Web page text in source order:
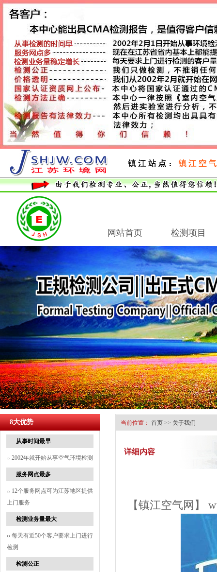
网站首页 检测项目
8大优势
从事时间最早
2002年就开始从事空气环境检测
服务网点最多
12个服务网点可为江苏地区提供
上门服务
检测业务量最大
每天有近50个客户要求上门进行
检测
检测公正
当前位置： 首页 >> 关于我们
详细内容
【镇江空气网】